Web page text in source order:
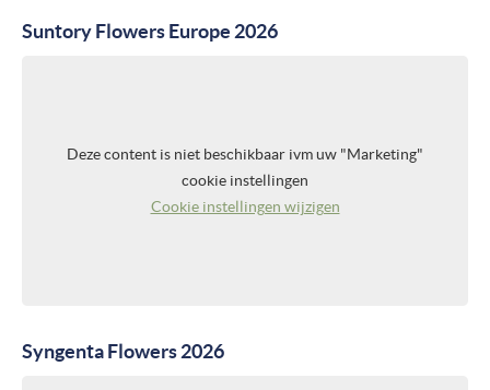
Suntory Flowers Europe 2026
Deze content is niet beschikbaar ivm uw "Marketing"
cookie instellingen
Cookie instellingen wijzigen
Syngenta Flowers 2026